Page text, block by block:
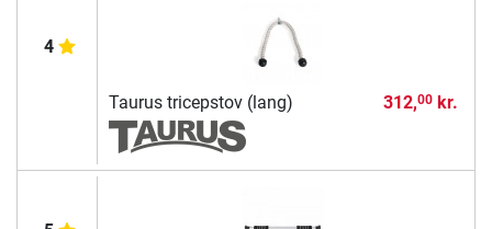
4
Taurus tricepstov (lang) 312,00kr.